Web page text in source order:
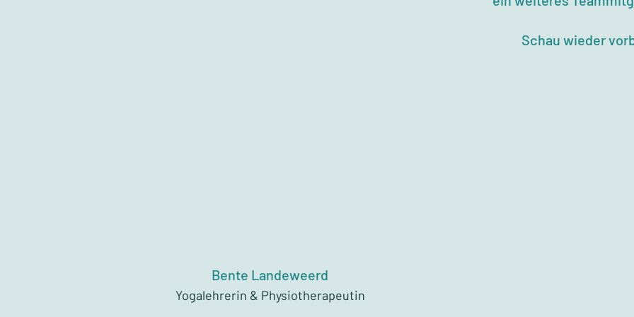
Schau wieder
Bente Landeweerd
Yogalehrerin & Physiotherapeutin